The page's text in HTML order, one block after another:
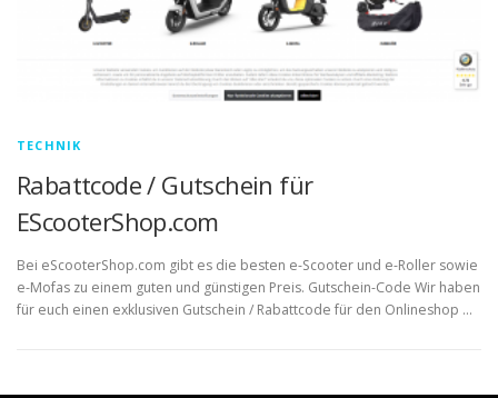
TECHNIK
Rabattcode / Gutschein für
EScooterShop.com
Bei eScooterShop.com gibt es die besten e-Scooter und e-Roller sowie
e-Mofas zu einem guten und günstigen Preis. Gutschein-Code Wir haben
für euch einen exklusiven Gutschein / Rabattcode für den Onlineshop …